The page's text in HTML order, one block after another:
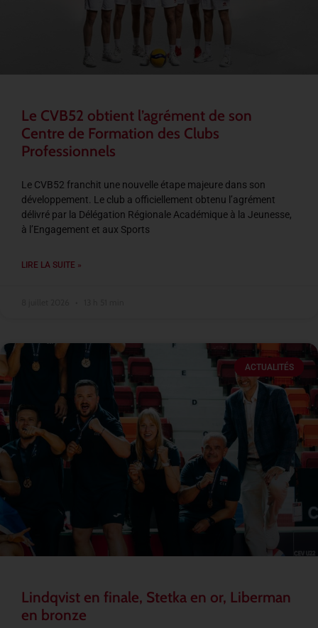
Le CVB52 obtient l’agrément de son
Centre de Formation des Clubs
Professionnels
Le CVB52 franchit une nouvelle étape majeure dans son
développement. Le club a officiellement obtenu l’agrément
délivré par la Délégation Régionale Académique à la Jeunesse,
à l’Engagement et aux Sports
LIRE LA SUITE »
ACTUALITÉS
Lindqvist en finale, Stetka en or, Liberman
en bronze